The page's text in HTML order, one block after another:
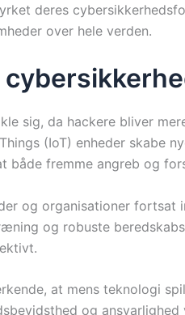
deres
over hele verden.
sig, da hackere bliver
(IoT) enheder skabe
både fremme angreb og
og organisationer
og robuste
at mens teknologi
og